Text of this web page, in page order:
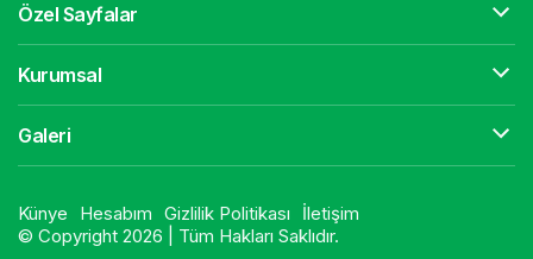
Özel Sayfalar
Kurumsal
Galeri
Künye Hesabım Gizlilik Politikası
İletişim
© Copyright 2026 | Tüm Hakları Saklıdır.